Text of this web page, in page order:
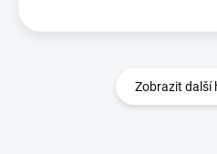
Zobrazit další